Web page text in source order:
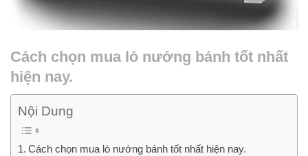
Cách chọn mua lò nướng bánh tốt nhất
hiện nay.
Nội Dung
Cách chọn mua lò nướng bánh tốt nhất hiện nay.